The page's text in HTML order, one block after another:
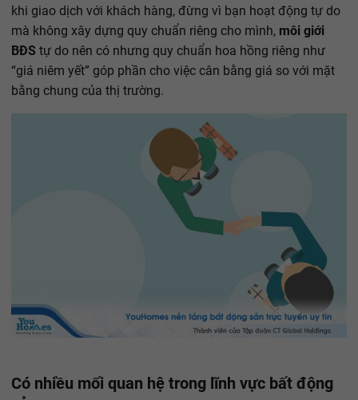
khi giao dịch với khách hàng, đừng vì bạn hoạt động tự do
mà không xây dựng quy chuẩn riêng cho mình, môi giới
BĐS tự do nên có nhưng quy chuẩn hoa hồng riêng như
“giá niêm yết” góp phần cho việc cân bằng giá so với mặt
bằng chung của thị trường.
Có nhiều mối quan hệ trong lĩnh vực bất động